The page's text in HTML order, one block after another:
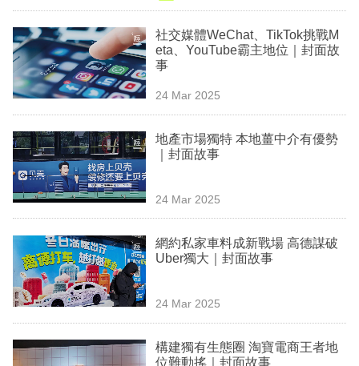
閱
專
區
社交媒體WeChat、TikTok挑戰M
eta、YouTube霸主地位｜封面故
事
24 Mar 2025
地產市場獨特 本地薑中介有優勢
｜封面故事
24 Mar 2025
網約私家車料成新戰場 高德謀破
Uber獨大｜封面故事
24 Mar 2025
構建獨有生態圈 淘寶電商王者地
位難動搖｜封面故事